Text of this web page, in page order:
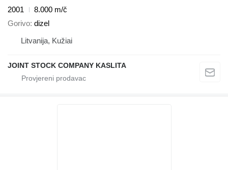
2001
8.000 m/č
Gorivo dizel
Litvanija, Kužiai
JOINT STOCK COMPANY KASLITA